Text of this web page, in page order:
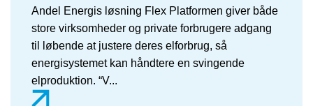
Andel Energis løsning Flex Platformen giver både
store virksomheder og private forbrugere adgang
til løbende at justere deres elforbrug, så
energisystemet kan håndtere en svingende
elproduktion. “V...